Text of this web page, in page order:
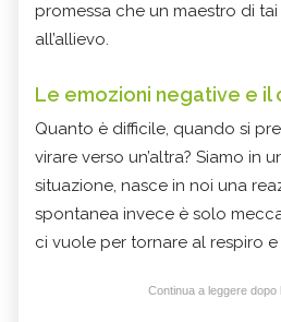
promessa che un maestro di
all’allievo.
Le emozioni negative e il
Quanto è difficile, quando si
virare verso un’altra? Siamo in
situazione, nasce in noi una
spontanea invece è solo
ci vuole per tornare al respiro e
Continua a leggere dopo